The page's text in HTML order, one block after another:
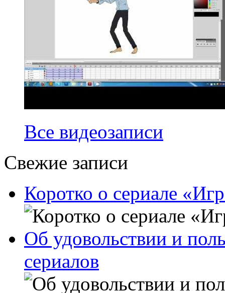
Все видеозаписи
Свежие записи
Коротко о сериале
Об удовольствии и
сериалов